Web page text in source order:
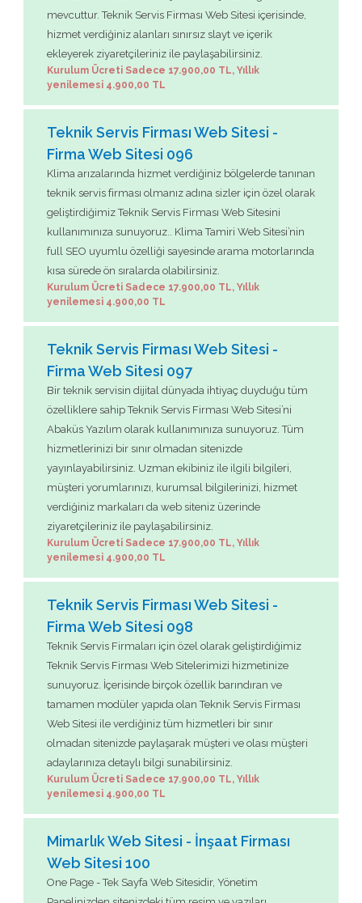
mevcuttur. Teknik Servis Firması Web Sitesi içerisinde,
hizmet verdiğiniz alanları sınırsız slayt ve içerik
ekleyerek ziyaretçileriniz ile paylaşabilirsiniz.
Kurulum Ücreti Sadece 17.900,00 TL, Yıllık
yenilemesi 4.900,00 TL
Teknik Servis Firması Web Sitesi -
Firma Web Sitesi 096
Klima arızalarında hizmet verdiğiniz bölgelerde tanınan
teknik servis firması olmanız adına sizler için özel olarak
geliştirdiğimiz Teknik Servis Firması Web Sitesini
kullanımınıza sunuyoruz.. Klima Tamiri Web Sitesi’nin
full SEO uyumlu özelliği sayesinde arama motorlarında
kısa sürede ön sıralarda olabilirsiniz.
Kurulum Ücreti Sadece 17.900,00 TL, Yıllık
yenilemesi 4.900,00 TL
Teknik Servis Firması Web Sitesi -
Firma Web Sitesi 097
Bir teknik servisin dijital dünyada ihtiyaç duyduğu tüm
özelliklere sahip Teknik Servis Firması Web Sitesi’ni
Abaküs Yazılım olarak kullanımınıza sunuyoruz. Tüm
hizmetlerinizi bir sınır olmadan sitenizde
yayınlayabilirsiniz. Uzman ekibiniz ile ilgili bilgileri,
müşteri yorumlarınızı, kurumsal bilgilerinizi, hizmet
verdiğiniz markaları da web siteniz üzerinde
ziyaretçileriniz ile paylaşabilirsiniz.
Kurulum Ücreti Sadece 17.900,00 TL, Yıllık
yenilemesi 4.900,00 TL
Teknik Servis Firması Web Sitesi -
Firma Web Sitesi 098
Teknik Servis Firmaları için özel olarak geliştirdiğimiz
Teknik Servis Firması Web Sitelerimizi hizmetinize
sunuyoruz. İçerisinde birçok özellik barındıran ve
tamamen modüler yapıda olan Teknik Servis Firması
Web Sitesi ile verdiğiniz tüm hizmetleri bir sınır
olmadan sitenizde paylaşarak müşteri ve olası müşteri
adaylarınıza detaylı bilgi sunabilirsiniz.
Kurulum Ücreti Sadece 17.900,00 TL, Yıllık
yenilemesi 4.900,00 TL
Mimarlık Web Sitesi - İnşaat Firması
Web Sitesi 100
One Page - Tek Sayfa Web Sitesidir, Yönetim